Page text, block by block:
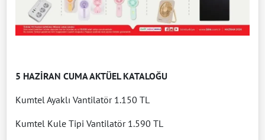
5 HAZİRAN CUMA AKTÜEL KATALOĞU
Kumtel Ayaklı Vantilatör 1.150 TL
Kumtel Kule Tipi Vantilatör 1.590 TL